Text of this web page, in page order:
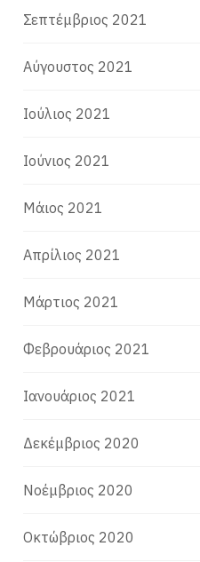
Σεπτέμβριος 2021
Αύγουστος 2021
Ιούλιος 2021
Ιούνιος 2021
Μάιος 2021
Απρίλιος 2021
Μάρτιος 2021
Φεβρουάριος 2021
Ιανουάριος 2021
Δεκέμβριος 2020
Νοέμβριος 2020
Οκτώβριος 2020